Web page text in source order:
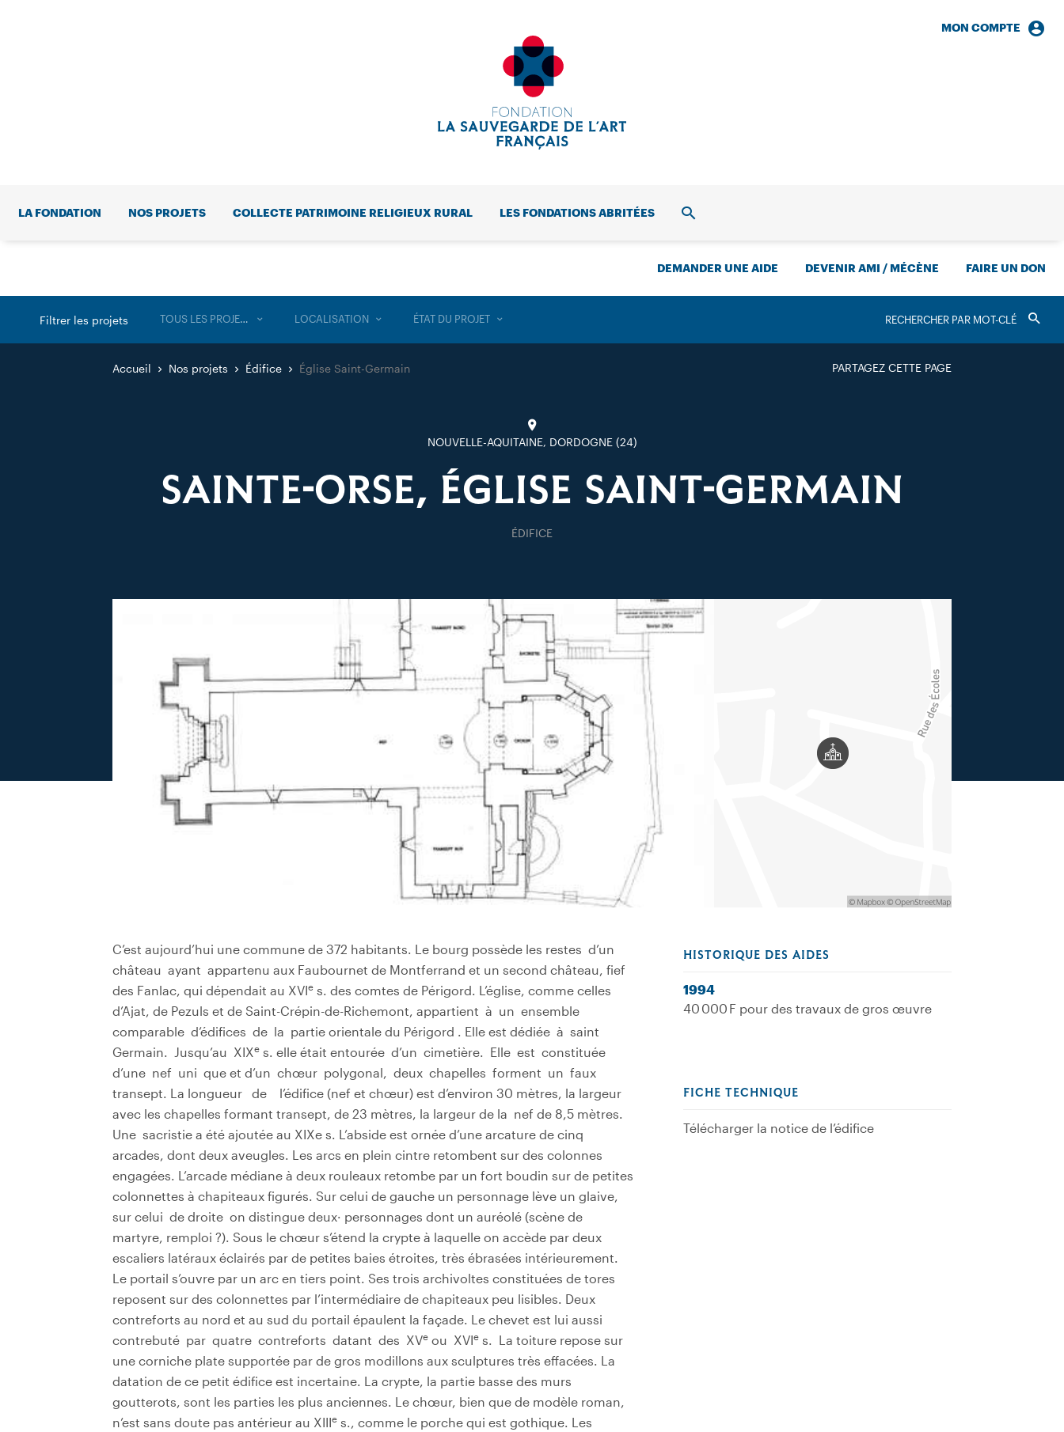
MON COMPTE
LA FONDATION NOS PROJETS COLLECTE PATRIMOINE RELIGIEUX RURAL LES FONDATIONS ABRITÉES RECHERCHE
DEMANDER UNE AIDE DEVENIR AMI / MÉCÈNE FAIRE UN DON
Filtrer les projets
Valider
TOUS LES PROJETS LOCALISATION ÉTAT DU PROJET
PARTAGEZ CETTE PAGE
Accueil Nos projets Édifice Église Saint-Germain
NOUVELLE-AQUITAINE, DORDOGNE (24)
SAINTE-ORSE, ÉGLISE SAINT-GERMAIN
ÉDIFICE
C’est aujourd’hui une commune de 372 habitants. Le bourg possède les restes d’un
château ayant appartenu aux Faubournet de Montferrand et un second château, fief
des Fanlac, qui dépendait au XVIe s. des comtes de Périgord. L’église, comme celles
d’Ajat, de Pezuls et de Saint-Crépin-de-Richemont, appartient à un ensemble
comparable d’édifices de la partie orientale du Périgord . Elle est dédiée à saint
Germain. Jusqu’au XIXe s. elle était entourée d’un cimetière. Elle est constituée
d’une nef uni­ que et d’un chœur polygonal, deux chapelles forment un faux
transept. La longueur de l’édifice (nef et chœur) est d’environ 30 mètres, la largeur
avec les chapelles formant transept, de 23 mètres, la largeur de la nef de 8,5 mètres.
Une sacristie a été ajoutée au XIXe s. L’abside est ornée d’une arcature de cinq
arcades, dont deux aveugles. Les arcs en plein cintre retombent sur des colonnes
engagées. L’arcade médiane à deux rouleaux retombe par un fort boudin sur de petites
colonnettes à chapiteaux figurés. Sur celui de gauche un personnage lève un glaive,
sur celui de droite on distingue deux· personnages dont un auréolé (scène de
martyre, remploi ?). Sous le chœur s’étend la crypte à laquelle on accède par deux
escaliers latéraux éclairés par de petites baies étroites, très ébrasées intérieurement.
Le portail s’ouvre par un arc en tiers point. Ses trois archivoltes constituées de tores
reposent sur des colonnettes par l’intermédiaire de chapiteaux peu lisibles. Deux
contreforts au nord et au sud du portail épaulent la façade. Le chevet est lui aussi
contrebuté par quatre contreforts datant des XVe ou XVIe s. La toiture repose sur
une corniche plate supportée par de gros modillons aux sculptures très effacées. La
datation de ce petit édifice est incertaine. La crypte, la partie basse des murs
goutterots, sont les parties les plus anciennes. Le chœur, bien que de modèle roman,
n’est sans doute pas antérieur au XIIIe s., comme le porche qui est gothique. Les
HISTORIQUE DES AIDES
1994
40 000 F pour des travaux de gros œuvre
FICHE TECHNIQUE
Télécharger la notice de l’édifice